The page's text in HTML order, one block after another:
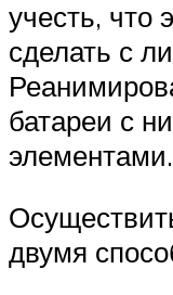
учесть, что
сделать с
батареи с
элементами.
двумя